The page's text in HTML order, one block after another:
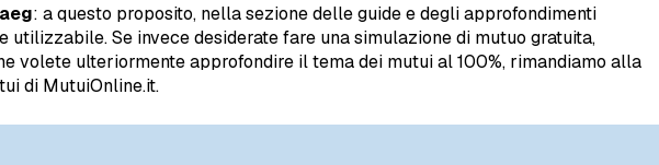
: a questo proposito, nella sezione delle guide e degli approfondimenti
utilizzabile. Se invece desiderate fare una simulazione di mutuo gratuita,
volete ulteriormente approfondire il tema dei mutui al 100%, rimandiamo alla
di MutuiOnline.it.